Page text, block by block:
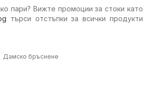
пари? Вижте промоции за стоки като
търси отстъпки за всички продукти
Дамско бръснене